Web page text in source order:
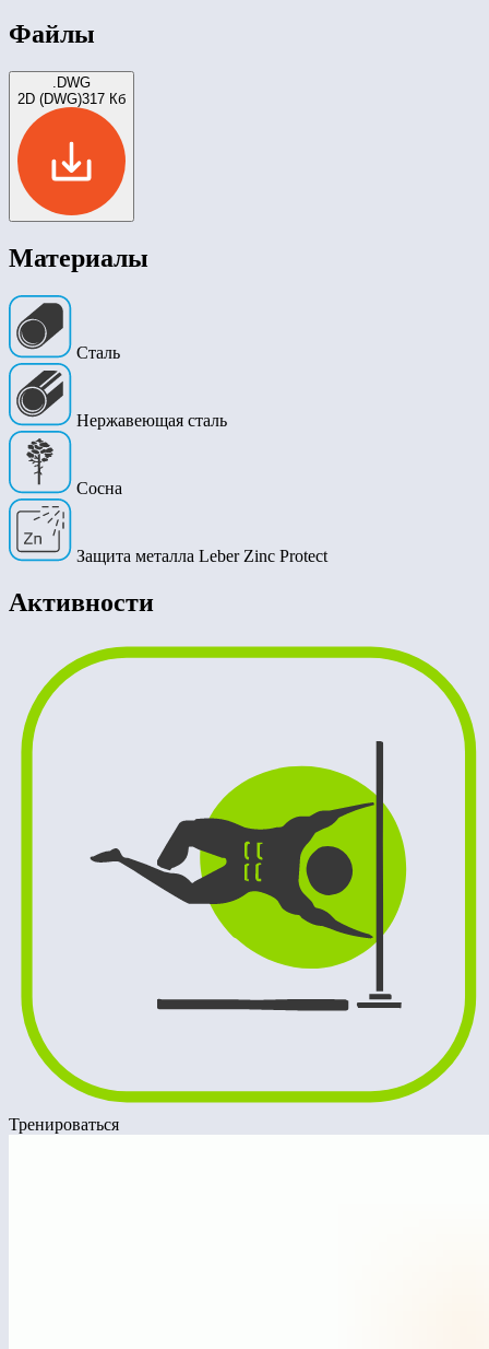
Файлы
.DWG
2D (DWG)317 Кб
Материалы
Сталь
Нержавеющая сталь
Сосна
Защита металла Leber Zinc Protect
Активности
Тренироваться